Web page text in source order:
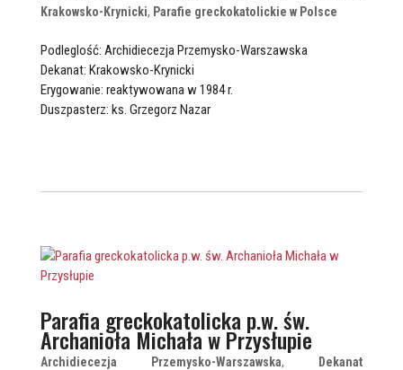
Krakowsko-Krynicki, Parafie greckokatolickie w Polsce
Podleglość: Archidiecezja Przemysko-Warszawska
Dekanat: Krakowsko-Krynicki
Erygowanie: reaktywowana w 1984 r.
Duszpasterz: ks. Grzegorz Nazar
Parafia greckokatolicka p.w. św.
Archanioła Michała w Przysłupie
Archidiecezja Przemysko-Warszawska,
Dekanat